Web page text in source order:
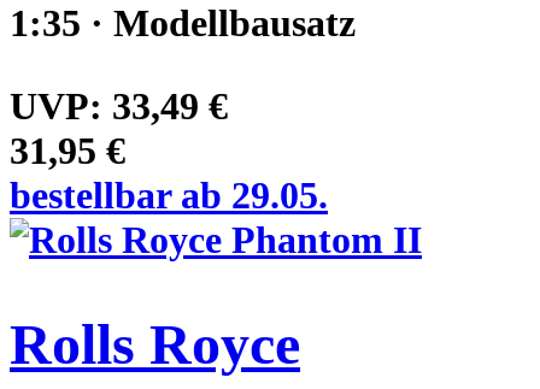
1:35 · Modellbausatz
UVP: 33,49 €
31,95 €
bestellbar ab 29.05.
Rolls Royce